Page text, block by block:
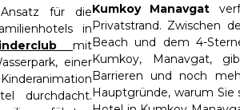
für die
in
mit
einer
durchdacht.
Kumkoy Manavgat
Privatstrand. Zwischen
Beach und dem 4-
Kumkoy, Manavgat,
Barrieren und noch
Hauptgründe, warum Sie